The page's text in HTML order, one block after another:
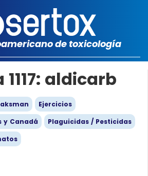
de toxicología
aldicarb
Ejercicios
y Canadá
Plaguicidas / Pesticidas